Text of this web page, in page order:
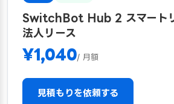
SwitchBot Hub 2 スマート
法人リース
¥1,040/ 月額
見積もりを依頼する